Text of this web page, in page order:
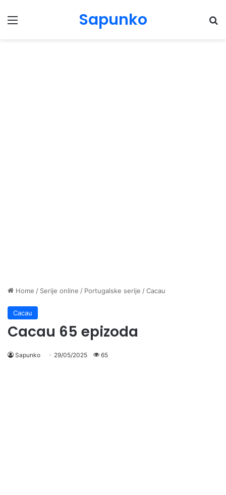
Menu Sapunko
Home / Serije online / Portugalske serije /Cacau
Cacau
Cacau 65 epizoda
Sapunko 29/05/2025 65